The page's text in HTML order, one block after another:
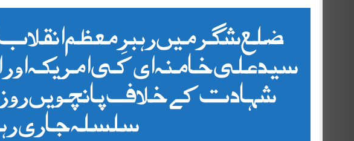
ضلع شگر میں رہبرِ معظم
سید علی خامنہ ای کی امریکہ
شہادت کے خلاف پانچویں
سلسلہ جاری